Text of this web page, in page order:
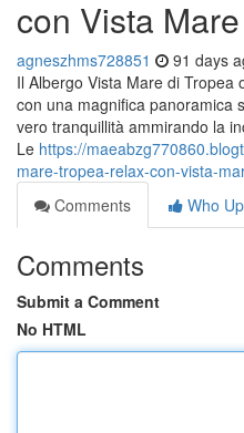
con Vista Mare
agneszhms728851 91 days
Il Albergo Vista Mare di Tropea
con una magnifica panoramica
vero tranquillità ammirando la
Le https://
mare-tropea-relax-con-vista-
Comments
Who
Comments
Submit a Comment
No HTML